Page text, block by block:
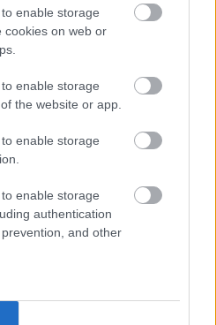
enable storage
cookies on web or
enable storage
the website or app.
enable storage
enable storage
authentication
and other
που συμμετείχαν στο
αποτελέσματα.
μοριοδότησή τους.
απαραίτητα